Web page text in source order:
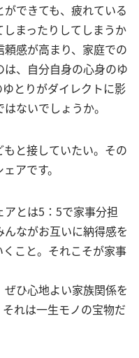
できても、疲れている
まったりしてしまうか
感が高まり、家庭での
、自分自身の心身のゆ
とりがダイレクトに影
ないでしょうか。
と接していたい。その
アです。
とは5：5で家事分担
ながお互いに納得感を
こと。それこそが家事
ひ心地よい家族関係を
れは一生モノの宝物だ